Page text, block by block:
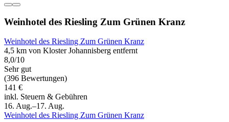
Weinhotel des Riesling Zum Grünen Kranz
Weinhotel des Riesling Zum Grünen Kranz
4,5 km von Kloster Johannisberg entfernt
8,0/10
Sehr gut
(396 Bewertungen)
141 €
inkl. Steuern & Gebühren
16. Aug.–17. Aug.
Weinhotel des Riesling Zum Grünen Kranz